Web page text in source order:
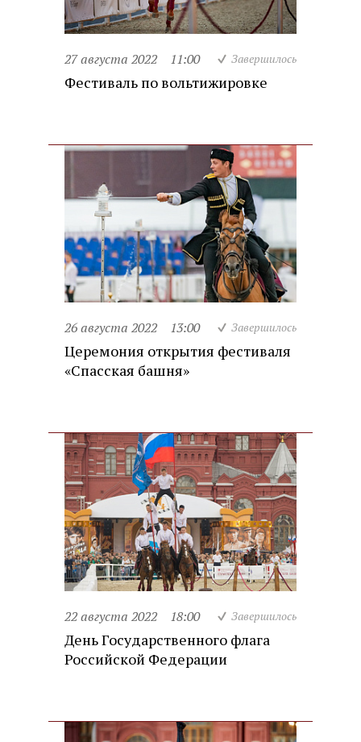
27 августа 2022 11:00 Завершилось
Фестиваль по вольтижировке
26 августа 2022 13:00 Завершилось
Церемония открытия фестиваля
«Спасская башня»
22 августа 2022 18:00 Завершилось
День Государственного флага
Российской Федерации